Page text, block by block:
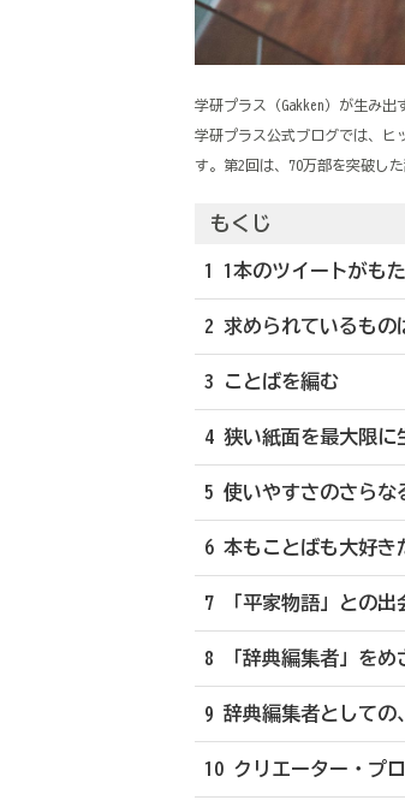
学研プラス（Gakken）が生み
学研プラス公式ブログでは、ヒ
す。第2回は、70万部を突破し
もくじ
1 1本のツイートがも
2 求められているもの
3 ことばを編む
4 狭い紙面を最大限に
5 使いやすさのさらな
6 本もことばも大好き
7 「平家物語」との出
8 「辞典編集者」をめ
9 辞典編集者としての
10 クリエーター・プ